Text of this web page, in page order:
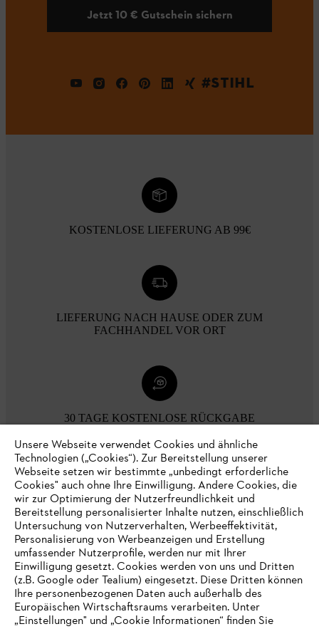
Jetzt 10 € Gutschein sichern
#STIHL
KOSTENLOSE LIEFERUNG AB 99€
LIEFERUNG NACH HAUSE ODER ZUM
FACHHANDEL VOR ORT
30 TAGE KOSTENLOSE RÜCKGABE
Zahlungsmöglichkeiten
Unternehmen
Unsere Webseite verwendet Cookies und ähnliche
Technologien („Cookies“). Zur Bereitstellung unserer
Webseite setzen wir bestimmte „unbedingt erforderliche
Cookies" auch ohne Ihre Einwilligung. Andere Cookies, die
wir zur Optimierung der Nutzerfreundlichkeit und
Bereitstellung personalisierter Inhalte nutzen, einschließlich
Untersuchung von Nutzerverhalten, Werbeeffektivität,
Personalisierung von Werbeanzeigen und Erstellung
umfassender Nutzerprofile, werden nur mit Ihrer
Einwilligung gesetzt. Cookies werden von uns und Dritten
(z.B. Google oder Tealium) eingesetzt. Diese Dritten können
Ihre personenbezogenen Daten auch außerhalb des
Europäischen Wirtschaftsraums verarbeiten. Unter
„Einstellungen" und „Cookie Informationen“ finden Sie